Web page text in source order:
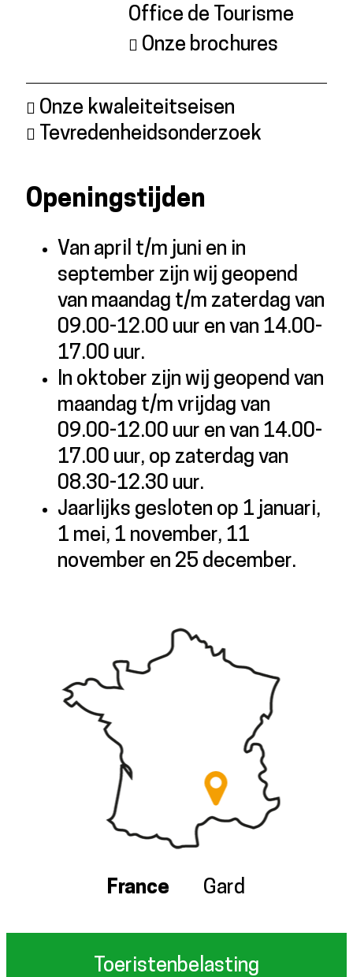
Office de Tourisme
Onze brochures
Onze kwaleiteitseisen
Tevredenheidsonderzoek
Openingstijden
Van april t/m juni en in
september zijn wij geopend
van maandag t/m zaterdag van
09.00-12.00 uur en van 14.00-
17.00 uur.
In oktober zijn wij geopend van
maandag t/m vrijdag van
09.00-12.00 uur en van 14.00-
17.00 uur, op zaterdag van
08.30-12.30 uur.
Jaarlijks gesloten op 1 januari,
1 mei, 1 november, 11
november en 25 december.
France Gard
Toeristenbelasting